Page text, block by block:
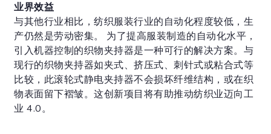
业界效益
与其他行业相比，纺织服装行业的自动化程度较低，生
产仍然是劳动密集。 为了提高服装制造的自动化水平，
引入机器控制的织物夹持器是一种可行的解决方案。与
现行的织物夹持器如夹式、挤压式、刺针式或粘合式等
比较，此滚轮式静电夹持器不会损坏纤维结构，或在织
物表面留下褶皱。这创新项目将有助推动纺织业迈向工
业 4.0。